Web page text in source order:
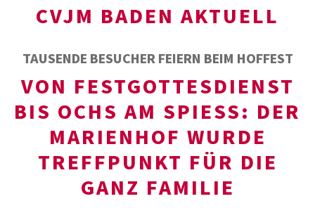
CVJM BADEN AKTUELL
TAUSENDE BESUCHER FEIERN BEIM HOFFEST
VON FESTGOTTESDIENST
BIS OCHS AM SPIESS: DER
MARIENHOF WURDE
TREFFPUNKT FÜR DIE
GANZ FAMILIE